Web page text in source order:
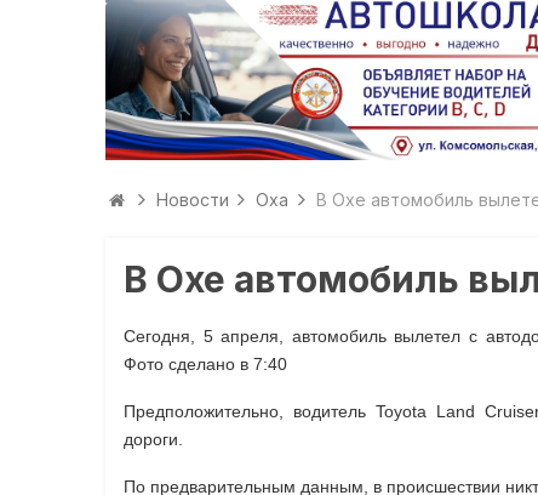
Новости Оха В Охе автомобиль
В Охе автомобиль
Сегодня, 5 апреля, автомобиль вылетел с
Фото сделано в 7:40
Предположительно, водитель Toyota Land
дороги.
По предварительным данным, в происшествии